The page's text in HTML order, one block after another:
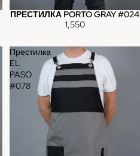
ПРЕСТИЛКА PORTO GRAY #024
1,550
Престилка
EL
PASO
#078